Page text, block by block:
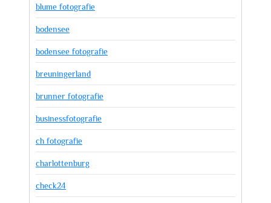
blume fotografie
bodensee
bodensee fotografie
breuningerland
brunner fotografie
businessfotografie
ch fotografie
charlottenburg
check24